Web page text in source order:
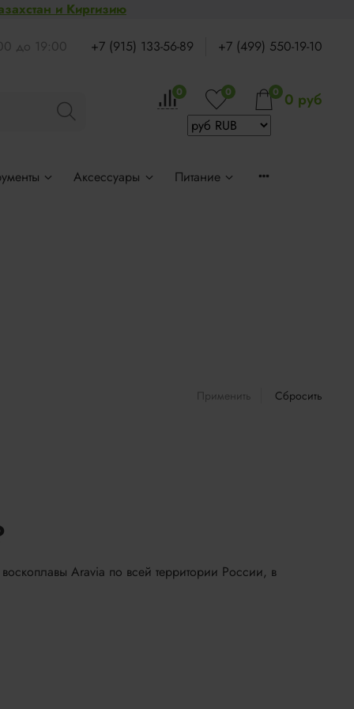
и Киргизию
до 19:00 +7 (915) 133-56-89 +7 (499) 550-19-10
0 0 0 0 руб
Аксессуары Питание
Применить Сбросить
Aravia по всей территории России, в